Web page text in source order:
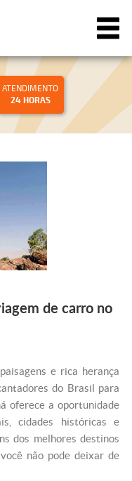
ATENDIMENTO
24 HORAS
de carro no
e rica herança
do Brasil para
oferece a oportunidade
cidades históricas e
dos melhores destinos
não pode deixar de